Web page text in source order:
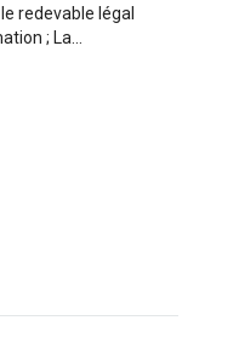
redevable légal
; La...